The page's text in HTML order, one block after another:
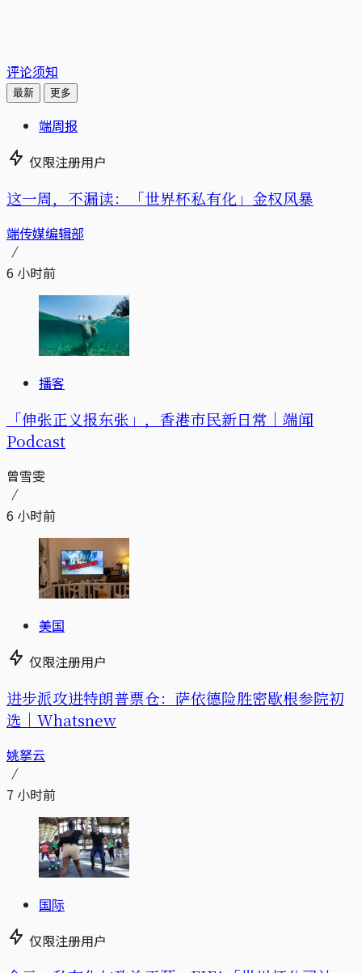
评论须知
最新 更多
端周报
仅限注册用户
这一周，不漏读：「世界杯私有化」金权风暴
端传媒编辑部
6 小时前
播客
「伸张正义报东张」，香港市民新日常｜端闻
Podcast
曾雪雯
6 小时前
美国
仅限注册用户
进步派攻进特朗普票仓：萨依德险胜密歇根参院初
选｜Whatsnew
姚拏云
7 小时前
国际
仅限注册用户